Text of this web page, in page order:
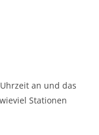
an und das
Stationen